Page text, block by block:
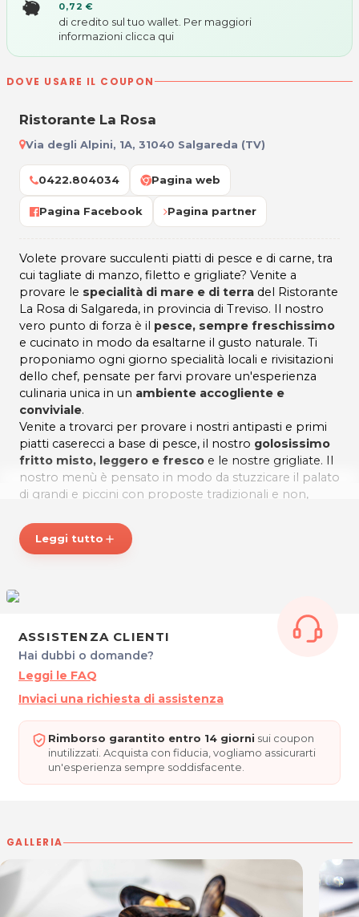
0,72 €
di credito sul tuo wallet. Per maggiori
informazioni clicca qui
DOVE USARE IL COUPON
Ristorante La Rosa
Via degli Alpini, 1A, 31040 Salgareda (TV)
0422.804034 Pagina web
Pagina Facebook Pagina partner
Volete provare succulenti piatti di pesce e di carne, tra
cui tagliate di manzo, filetto e grigliate? Venite a
provare le specialità di mare e di terra del Ristorante
La Rosa di Salgareda, in provincia di Treviso. Il nostro
vero punto di forza è il pesce, sempre freschissimo
e cucinato in modo da esaltarne il gusto naturale. Ti
proponiamo ogni giorno specialità locali e rivisitazioni
dello chef, pensate per farvi provare un'esperienza
culinaria unica in un ambiente accogliente e
conviviale.
Venite a trovarci per provare i nostri antipasti e primi
piatti caserecci a base di pesce, il nostro golosissimo
fritto misto, leggero e fresco e le nostre grigliate. Il
nostro menù è pensato in modo da stuzzicare il palato
di grandi e piccini con proposte tradizionali e non,
nostro chef.
Lo staff sarà a vostra disposizione per consigliarvi sui
Gustati ottimi pranzi e cene al ristorante La Rosa!
ORARI
Lunedì: 9.30 - 15.00
Da mercoledì a domenica: 9.30 - 15.00 / 17.30 - 24.00
Ristorante La Rosa
Via degli Alpini, 1A
31040 Salgareda TV
Per ulteriori informazioni sull'offerta o sulle modalit‡ di
posta@espevia.it.
Leggi tutto add
ASSISTENZA CLIENTI
Hai dubbi o domande?
Leggi le FAQ
Inviaci una richiesta di assistenza
Rimborso garantito entro 14 giorni sui coupon
inutilizzati. Acquista con fiducia, vogliamo assicurarti
un'esperienza sempre soddisfacente.
GALLERIA